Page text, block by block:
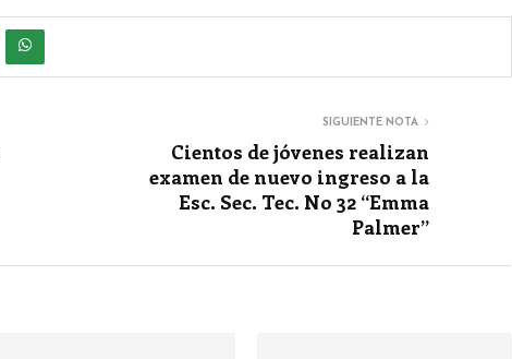
SIGUIENTE NOTA
Cientos de jóvenes realizan
examen de nuevo ingreso a la
Esc. Sec. Tec. No 32 “Emma
Palmer”